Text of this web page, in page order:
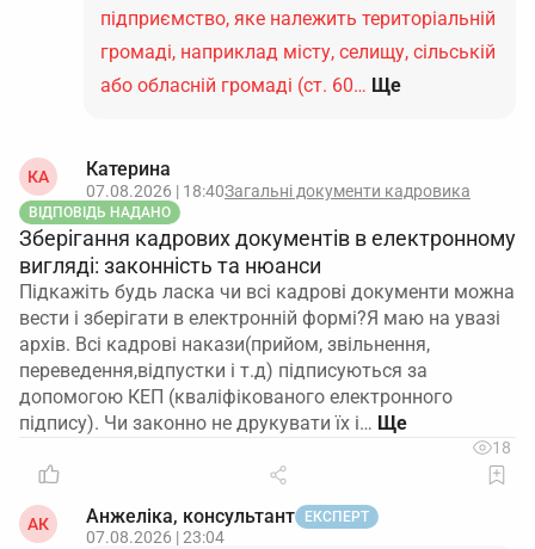
підприємство, яке належить територіальній
громаді, наприклад місту, селищу, сільській
або обласній громаді (ст. 60… Ще
КА Катерина
07.08.2026 | 18:40Загальні документи кадровика
ВІДПОВІДЬ НАДАНО
Зберігання кадрових документів в електронному
вигляді: законність та нюанси
Підкажіть будь ласка чи всі кадрові документи можна
вести і зберігати в електронній формі?Я маю на увазі
архів. Всі кадрові накази(прийом, звільнення,
переведення,відпустки і т.д) підписуються за
допомогою КЕП (кваліфікованого електронного
підпису). Чи законно не друкувати їх і…
18
АК Анжеліка, консультант ЕКСПЕРТ
07.08.2026 | 23:04